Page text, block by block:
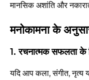
मानसिक अशांति और
मनोकामना के
1. रचनात्मक सफलता के
यदि आप कला, संगीत, नृत्य